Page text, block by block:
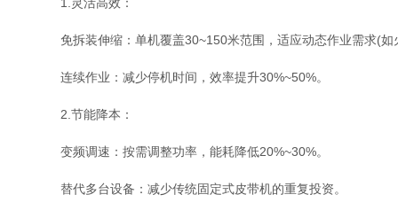
免拆装伸缩​​：单机覆盖30~150米范围，适应动态作业需求(如
​​连续作业​​：减少停机时间，效率提升30%~50%。
​​2.节能降本​​：
​​变频调速​​：按需调整功率，能耗降低20%~30%。
​​替代多台设备​​：减少传统固定式皮带机的重复投资。